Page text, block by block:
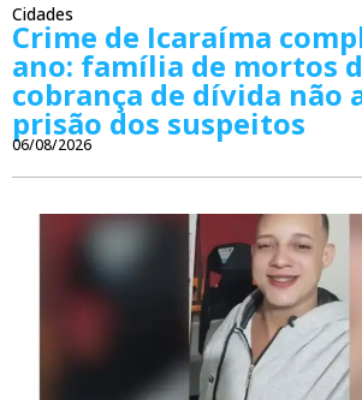
Cidades
Crime de Icaraíma
ano: família de mortos
cobrança de dívida não
prisão dos suspeitos
06/08/2026